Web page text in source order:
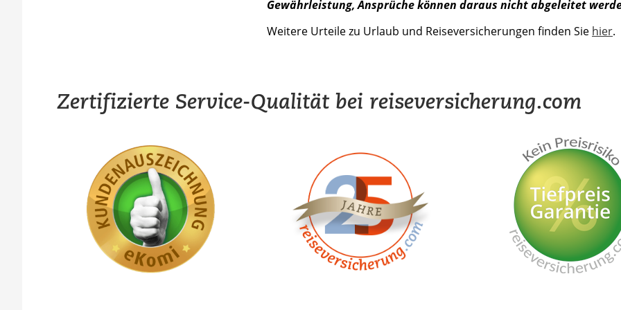
Gewährleistung, Ansprüche können daraus nicht abgeleitet
Weitere Urteile zu Urlaub und Reiseversicherungen finden Sie hier.
Zertifizierte Service-Qualität bei reiseversicherung.com